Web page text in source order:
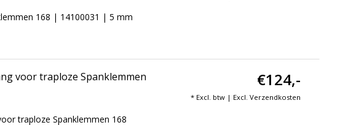
168 | 14100031 | 5 mm
voor traploze Spanklemmen
traploze Spanklemmen 168
€124,-
* Excl. btw | Excl. Verzendkosten